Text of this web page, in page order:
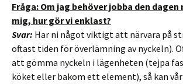
Fråga: Om jag behöver jobba den dagen
mig, hur gör vi enklast?
Svar: Har ni något viktigt att närvara på
oftast tiden för överlämning av nyckeln).
att gömma nyckeln i lägenheten (tejpa
köket eller bakom ett element), så kan